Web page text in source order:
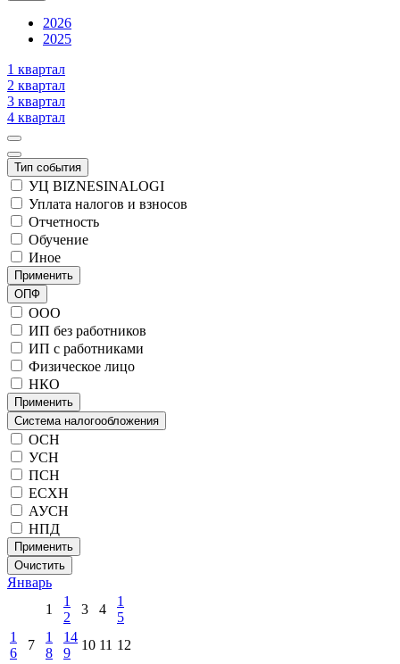
2026
2025
1 квартал
2 квартал
3 квартал
4 квартал
Тип события
УЦ BIZNESINALOGI
Уплата налогов и взносов
Отчетность
Обучение
Иное
Применить
ОПФ
ООО
ИП без работников
ИП с работниками
Физическое лицо
НКО
Применить
Система налогообложения
ОСН
УСН
ПСН
ЕСХН
АУСН
НПД
Применить
Очистить
Январь
1
1
2
3 4
1
5
1
6
7
1
8
14
9
10 11 12